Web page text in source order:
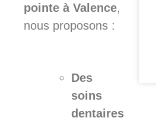
pointe à Valence,
nous proposons :
Des
soins
dentaires